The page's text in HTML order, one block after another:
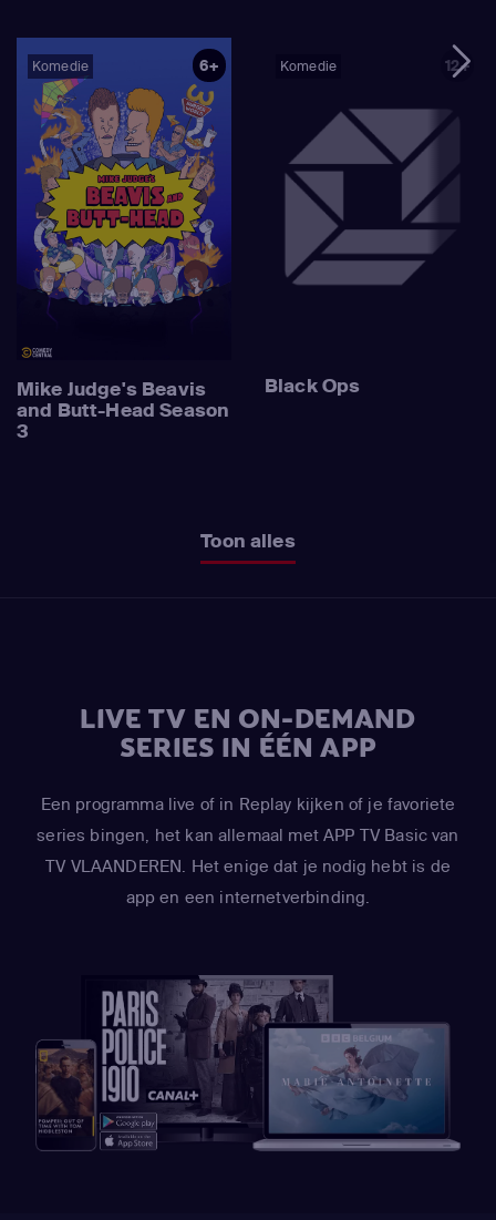
Komedie 6+
Mike Judge's Beavis
and Butt-Head Season
3
Komedie 12+
Black Ops
Toon alles
LIVE TV EN ON-DEMAND
SERIES IN ÉÉN APP
Een programma live of in Replay kijken of je favoriete
series bingen, het kan allemaal met APP TV Basic van
TV VLAANDEREN. Het enige dat je nodig hebt is de
app en een internetverbinding.